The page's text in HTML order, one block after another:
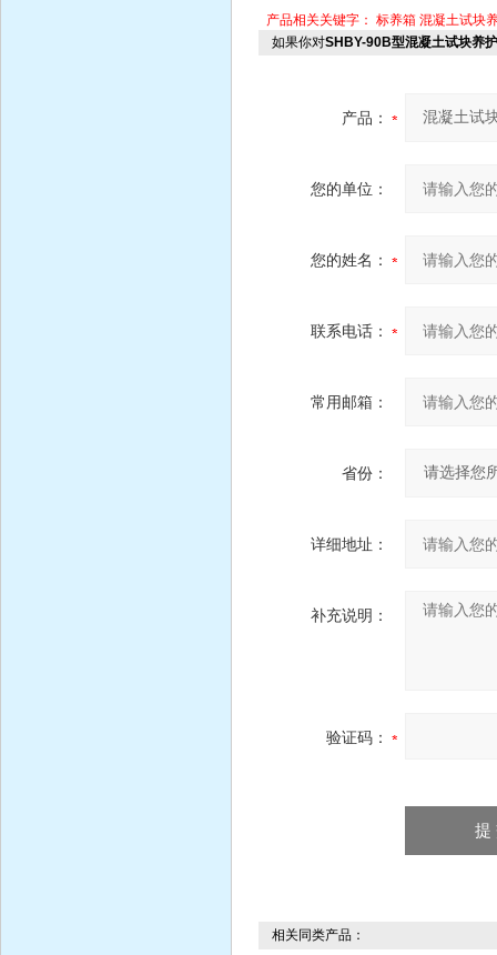
产品相关关键字： 标养箱 混凝土试块
如果你对SHBY-90B型混凝土试块养
产品：
您的单位：
您的姓名：
联系电话：
常用邮箱：
省份：
详细地址：
补充说明：
验证码：
相关同类产品：